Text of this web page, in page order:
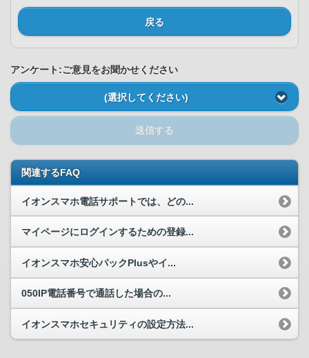
戻る
アンケート:ご意見をお聞かせください
(選択してください)
送信する
関連するFAQ
イオンスマホ電話サポートでは、どの...
マイページにログインするための登録...
イオンスマホ安心パックPlusやイ...
050IP電話番号で通話した場合の...
イオンスマホセキュリティの設定方法...